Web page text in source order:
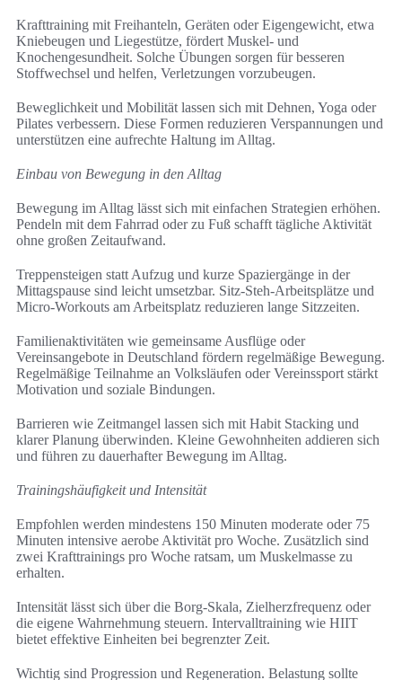
Krafttraining mit Freihanteln, Geräten oder Eigengewicht, etwa
Kniebeugen und Liegestütze, fördert Muskel- und
Knochengesundheit. Solche Übungen sorgen für besseren
Stoffwechsel und helfen, Verletzungen vorzubeugen.
Beweglichkeit und Mobilität lassen sich mit Dehnen, Yoga oder
Pilates verbessern. Diese Formen reduzieren Verspannungen und
unterstützen eine aufrechte Haltung im Alltag.
Einbau von Bewegung in den Alltag
Bewegung im Alltag lässt sich mit einfachen Strategien erhöhen.
Pendeln mit dem Fahrrad oder zu Fuß schafft tägliche Aktivität
ohne großen Zeitaufwand.
Treppensteigen statt Aufzug und kurze Spaziergänge in der
Mittagspause sind leicht umsetzbar. Sitz-Steh-Arbeitsplätze und
Micro-Workouts am Arbeitsplatz reduzieren lange Sitzzeiten.
Familienaktivitäten wie gemeinsame Ausflüge oder
Vereinsangebote in Deutschland fördern regelmäßige Bewegung.
Regelmäßige Teilnahme an Volksläufen oder Vereinssport stärkt
Motivation und soziale Bindungen.
Barrieren wie Zeitmangel lassen sich mit Habit Stacking und
klarer Planung überwinden. Kleine Gewohnheiten addieren sich
und führen zu dauerhafter Bewegung im Alltag.
Trainingshäufigkeit und Intensität
Empfohlen werden mindestens 150 Minuten moderate oder 75
Minuten intensive aerobe Aktivität pro Woche. Zusätzlich sind
zwei Krafttrainings pro Woche ratsam, um Muskelmasse zu
erhalten.
Intensität lässt sich über die Borg-Skala, Zielherzfrequenz oder
die eigene Wahrnehmung steuern. Intervalltraining wie HIIT
bietet effektive Einheiten bei begrenzter Zeit.
Wichtig sind Progression und Regeneration. Belastung sollte